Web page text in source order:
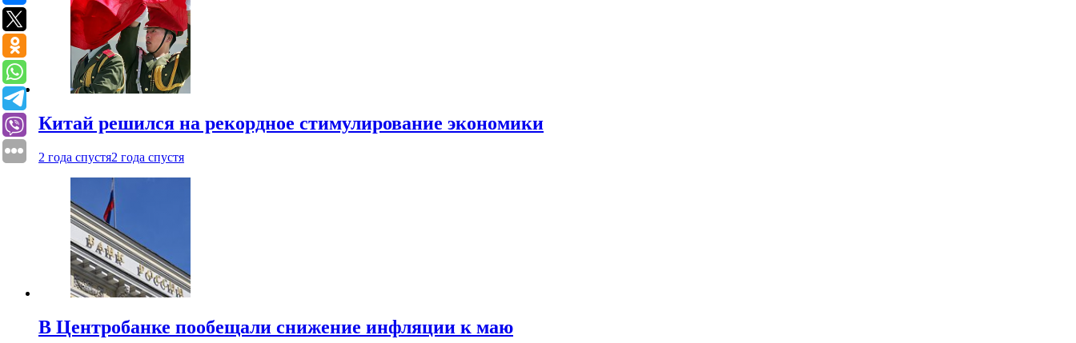
Китай решился на рекордное стимулирование экономики
2 года спустя2 года спустя
В Центробанке пообещали снижение инфляции к маю